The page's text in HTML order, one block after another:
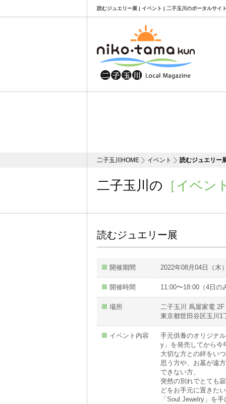
読むジュエリー展 | イベント | 二子玉川のポータルサイ
二子玉川HOME イベント 読むジュエリー
二子玉川の ［イベン
読むジュエリー展
開催期間 2022年08月04日（木
開催時間 11:00〜18:00（4日の
場所
二子玉川 蔦屋家電 2F
東京都世田谷区玉川1
イベント内容
手元供養のオリジナ
y」を発売してから今
大切な方との絆をい
思う方や、お墓が遠
できない方、
突然の別れでとても
どをお手元に置きた
「Soul Jewelry」を